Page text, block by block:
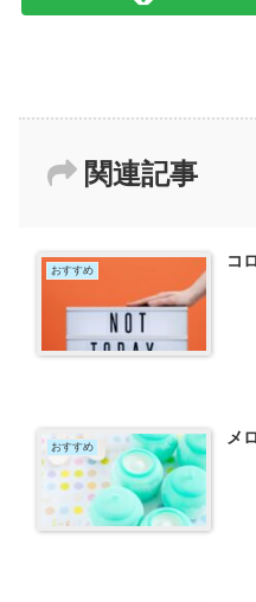
関連記事
おすすめ コ
おすすめ メ